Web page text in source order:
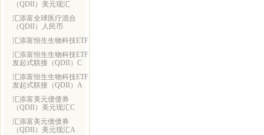
（QDII）美元现汇
汇添富全球医疗混合
（QDII）人民币
汇添富恒生生物科技ETF
汇添富恒生生物科技ETF
发起式联接（QDII）C
汇添富恒生生物科技ETF
发起式联接（QDII）A
汇添富美元债债券
（QDII）美元现汇C
汇添富美元债债券
（QDII）美元现汇A